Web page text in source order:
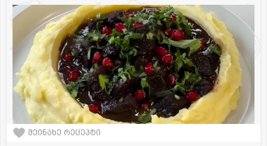
შეინახე რეცეპტი